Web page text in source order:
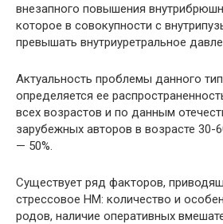
внезапного повышения
которое в совокупности с
превышать внутриуретральное
Актуальность проблемы данного
определяется ее
всех возрастов и по данным
зарубежных авторов в возрасте 30-
— 50%.
Существует ряд факторов,
стрессовое НМ: количество и
родов, наличие оперативных